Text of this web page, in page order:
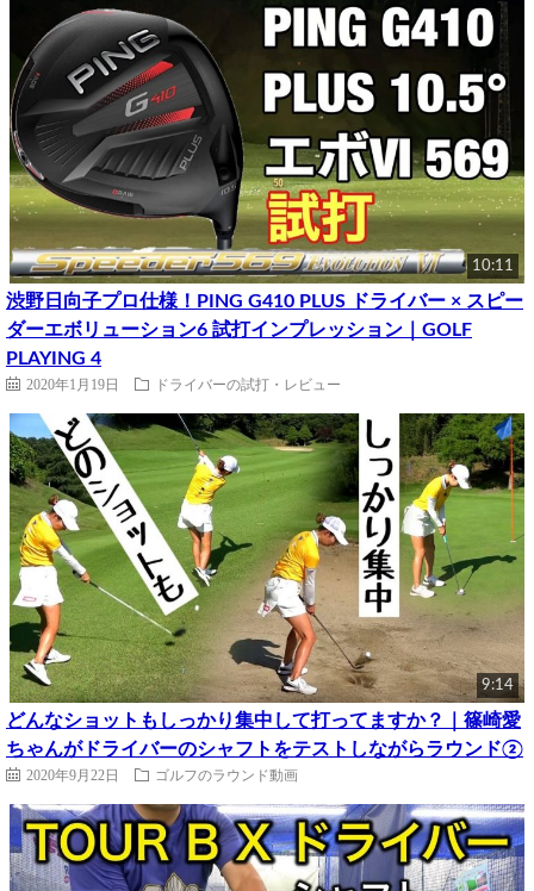
10:11
渋野日向子プロ仕様！PING G410 PLUS ドライバー × スピー
ダーエボリューション6 試打インプレッション｜GOLF
PLAYING 4
2020年1月19日 ドライバーの試打・レビュー
9:14
どんなショットもしっかり集中して打ってますか？｜篠崎愛
ちゃんがドライバーのシャフトをテストしながらラウンド②
2020年9月22日 ゴルフのラウンド動画